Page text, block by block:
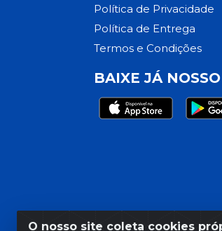
O nosso site coleta cookies
Política de Privacidade
Política de Entrega
Termos e Condições
BAIXE JÁ